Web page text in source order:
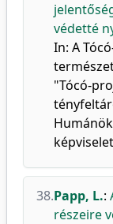
védetté
In: A
"Tócó-
38.Papp, L.:
részeire